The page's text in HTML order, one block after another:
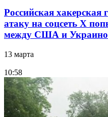
Российская хакерская
атаку на соцсеть Х
между США и
13 марта
10:58